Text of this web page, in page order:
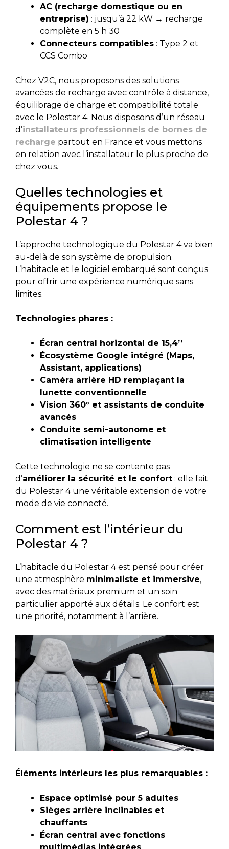
AC (recharge domestique ou en
entreprise) : jusqu’à 22 kW → recharge
complète en 5 h 30
Connecteurs compatibles : Type 2 et
CCS Combo
Chez V2C, nous proposons des solutions
avancées de recharge avec contrôle à distance,
équilibrage de charge et compatibilité totale
avec le Polestar 4. Nous disposons d’un réseau
d’installateurs professionnels de bornes de
recharge partout en France et vous mettons
en relation avec l’installateur le plus proche de
chez vous.
Quelles technologies et
équipements propose le
Polestar 4 ?
L’approche technologique du Polestar 4 va bien
au-delà de son système de propulsion.
L’habitacle et le logiciel embarqué sont conçus
pour offrir une expérience numérique sans
limites.
Technologies phares :
Écran central horizontal de 15,4’’
Écosystème Google intégré (Maps,
Assistant, applications)
Caméra arrière HD remplaçant la
lunette conventionnelle
Vision 360° et assistants de conduite
avancés
Conduite semi-autonome et
climatisation intelligente
Cette technologie ne se contente pas
d’améliorer la sécurité et le confort : elle fait
du Polestar 4 une véritable extension de votre
mode de vie connecté.
Comment est l’intérieur du
Polestar 4 ?
L’habitacle du Polestar 4 est pensé pour créer
une atmosphère minimaliste et immersive,
avec des matériaux premium et un soin
particulier apporté aux détails. Le confort est
une priorité, notamment à l’arrière.
Éléments intérieurs les plus remarquables :
Espace optimisé pour 5 adultes
Sièges arrière inclinables et
chauffants
Écran central avec fonctions
multimédias intégrées